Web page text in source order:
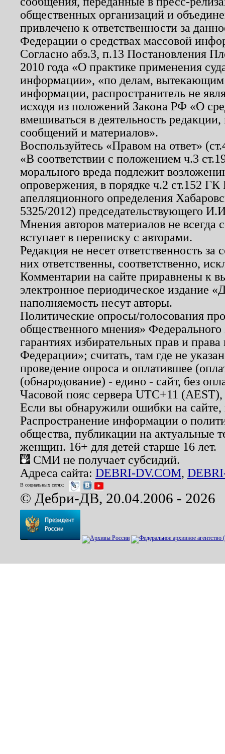
общественных организаций и
привлечено к ответственности за
Федерации о средствах массовой
Согласно абз.3, п.13 Постановления
2010 года «О практике применения
информации», «по делам, вытекающим
информации, распространитель не
исходя из положений Закона РФ «О
вмешиваться в деятельность
сообщений и материалов».
Воспользуйтесь «Правом на ответ»
«В соответствии с положением ч.3
морального вреда подлежит
опровержения, в порядке ч.2 ст.152
апелляционного определения
5325/2012) председательствующего
Мнения авторов материалов не
вступает в переписку с авторами.
Редакция не несет ответственность
них ответственны, соответственно,
Комментарии на сайте приравнены к
электронное периодическое издание
наполняемость несут авторы.
Политические опросы/голосования
общественного мнения»
гарантиях избирательных прав и
Федерации»; считать, там где не
проведение опроса и оплатившее
(обнародование) - едино - сайт, без
Часовой пояс сервера UTC+11
Если вы обнаружили ошибки на
Распространение информации о
общества, публикации на актуальные
женщин. 16+ для детей старше 16 лет.
СМИ не получает субсидий.
Адреса сайта: DEBRI-DV.COM,
В социальных сетях:
© Дебри-ДВ, 20.04.2006 - 2026